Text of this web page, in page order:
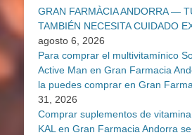
GRAN FARMÀCIA ANDORRA —
TAMBIÉN NECESITA CUIDADO
agosto 6, 2026
Para comprar el multivitamínico
Active Man en Gran Farmacia
la puedes comprar en Gran
31, 2026
Comprar suplementos de
KAL en Gran Farmacia Andorra